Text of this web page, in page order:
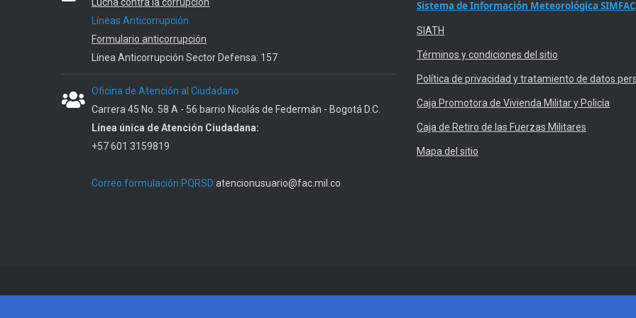
Líneas Anticorrupción
Formulario anticorrupción
Línea Anticorrupción Sector Defensa: 157
Oficina de Atención al Ciudadano
Carrera 45 No. 58 A - 56 barrio Nicolás de Federmán - Bogotá D.C.
Línea única de Atención Ciudadana:
+57 601 3159819
Correo formulación PQRSD:atencionusuario@fac.mil.co
Sistema de Información Meteorológica SIMFAC
SIATH
Términos y condiciones del sitio
Política de privacidad y tratamiento de datos
Caja Promotora de Vivienda Militar y Policía
Caja de Retiro de las Fuerzas Militares
Mapa del sitio